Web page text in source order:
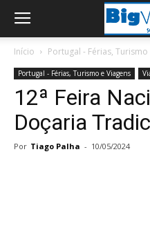
Início Portugal - Férias, Turismo
Portugal - Férias, Turismo e Viagens
12ª Feira
Doçaria
Por Tiago Palha - 10/05/2024